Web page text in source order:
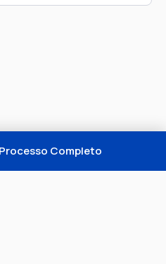
Completo